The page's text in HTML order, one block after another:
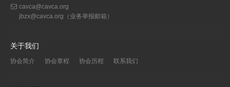
cavca@cavca.org
jbzx@cavca.org （业务举报邮箱）
关于我们
协会简介 协会章程 协会历程 联系我们